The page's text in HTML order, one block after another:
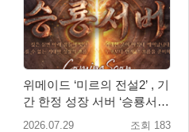
위메이드 ‘미르의 전설2’ , 기
간 한정 성장 서버 ‘승룡서
버’ 사전 예약 실시
2026.07.29 조회 183